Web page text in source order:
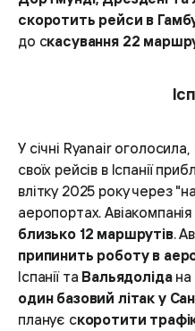
скоротить рейси в
до скасування 22
У січні Ryanair
своїх рейсів в Іспанії
влітку 2025 року через
аеропортах.
близько 12 маршрутів.
припинить роботу в
Іспанії та Вальядоліда на
один базовий літак у
планує скоротити